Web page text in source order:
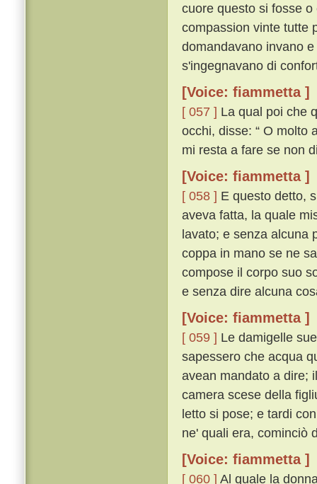
cuore questo si fosse
compassion vinte tutte
domandavano invano
s'ingegnavano di
[Voice: fiammetta ]
[ 057 ] La qual poi che
occhi, disse: “ O molto
mi resta a fare se non
[Voice: fiammetta ]
[ 058 ] E questo detto,
aveva fatta, la quale
lavato; e senza alcuna
coppa in mano se ne
compose il corpo suo
e senza dire alcuna
[Voice: fiammetta ]
[ 059 ] Le damigelle
sapessero che acqua
avean mandato a dire;
camera scese della
letto si pose; e tardi
ne' quali era, cominciò
[Voice: fiammetta ]
[ 060 ] Al quale la